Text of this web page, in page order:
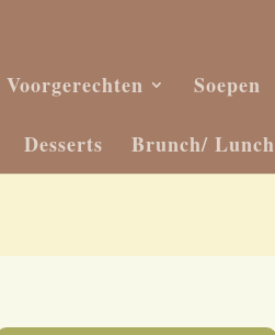
Voorgerechten Soepen
Desserts Brunch/ Lunch